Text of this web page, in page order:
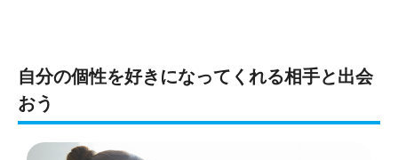
自分の個性を好きになってくれる相手と出会
おう